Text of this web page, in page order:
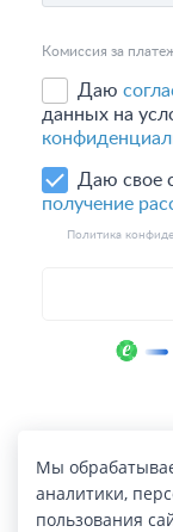
Мы
аналитики,
пользования